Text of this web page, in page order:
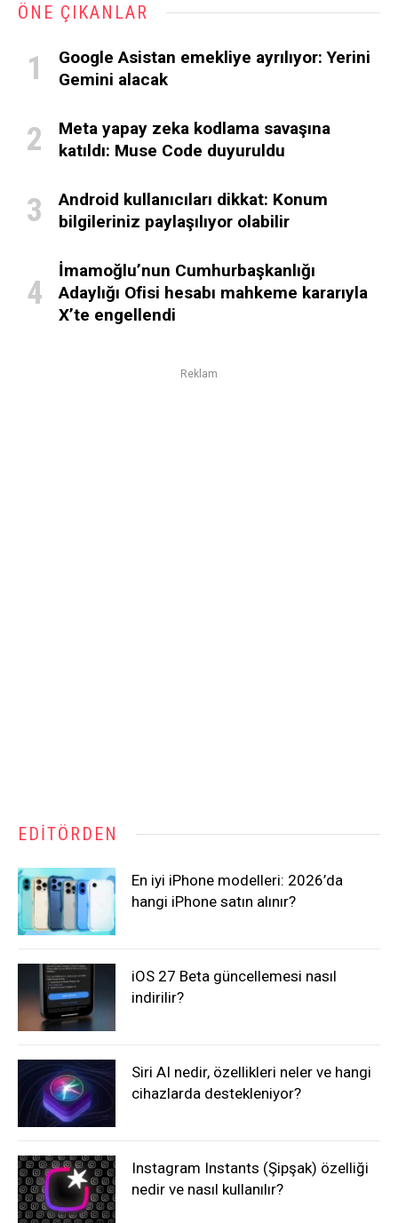
ÖNE ÇIKANLAR
Google Asistan emekliye ayrılıyor: Yerini
Gemini alacak
Meta yapay zeka kodlama savaşına
katıldı: Muse Code duyuruldu
Android kullanıcıları dikkat: Konum
bilgileriniz paylaşılıyor olabilir
İmamoğlu’nun Cumhurbaşkanlığı
Adaylığı Ofisi hesabı mahkeme kararıyla
X’te engellendi
Reklam
EDITÖRDEN
En iyi iPhone modelleri: 2026’da
hangi iPhone satın alınır?
iOS 27 Beta güncellemesi nasıl
indirilir?
Siri AI nedir, özellikleri neler ve hangi
cihazlarda destekleniyor?
Instagram Instants (Şipşak) özelliği
nedir ve nasıl kullanılır?